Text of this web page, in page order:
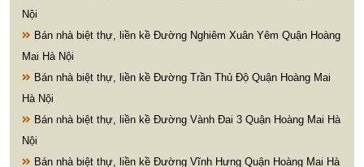
Nội
Bán nhà biệt thự, liền kề Đường Nghiêm Xuân Yêm Quận Hoàng
Mai Hà Nội
Bán nhà biệt thự, liền kề Đường Trần Thủ Độ Quận Hoàng Mai
Hà Nội
Bán nhà biệt thự, liền kề Đường Vành Đai 3 Quận Hoàng Mai Hà
Nội
Bán nhà biệt thự, liền kề Đường Vĩnh Hưng Quận Hoàng Mai Hà